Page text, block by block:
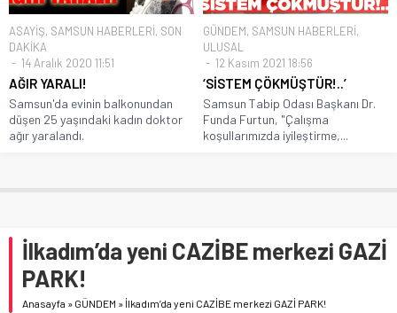
ASAYİŞ, SAMSUN HABERLERİ, SON
DAKİKA
14 Aralık 2020 11:51
AĞIR YARALI!
Samsun'da evinin balkonundan
düşen 25 yaşındaki kadın doktor
ağır yaralandı.
GÜNDEM, SAMSUN HABERLERİ,
ULUSAL
12 Kasım 2021 18:56
‘SİSTEM ÇÖKMÜŞTÜR!..’
Samsun Tabip Odası Başkanı Dr.
Funda Furtun, "Çalışma
koşullarımızda iyileştirme,...
İlkadım’da yeni CAZİBE merkezi GAZİ
PARK!
Anasayfa » GÜNDEM » İlkadım’da yeni CAZİBE merkezi GAZİ PARK!